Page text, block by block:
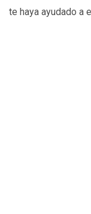
te haya ayudado a